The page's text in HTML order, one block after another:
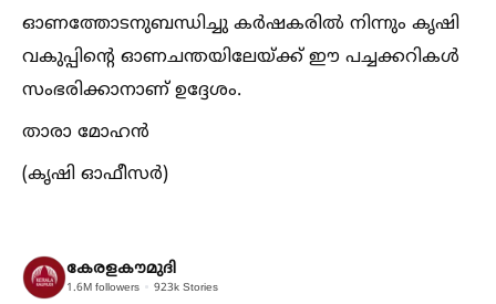
ഓണത്തോടനുബന്ധിച്ചു കർഷകരില്‍ നിന്നും കൃഷി
വകുപ്പിന്റെ ഓണചന്തയിലേയ്ക്ക് ഈ പച്ചക്കറികള്‍
സംഭരിക്കാനാണ് ഉദ്ദേശം.
താരാ മോഹൻ
(കൃഷി ഓഫീസർ)
കേരളകൗമുദി
1.6M followers 923k Stories